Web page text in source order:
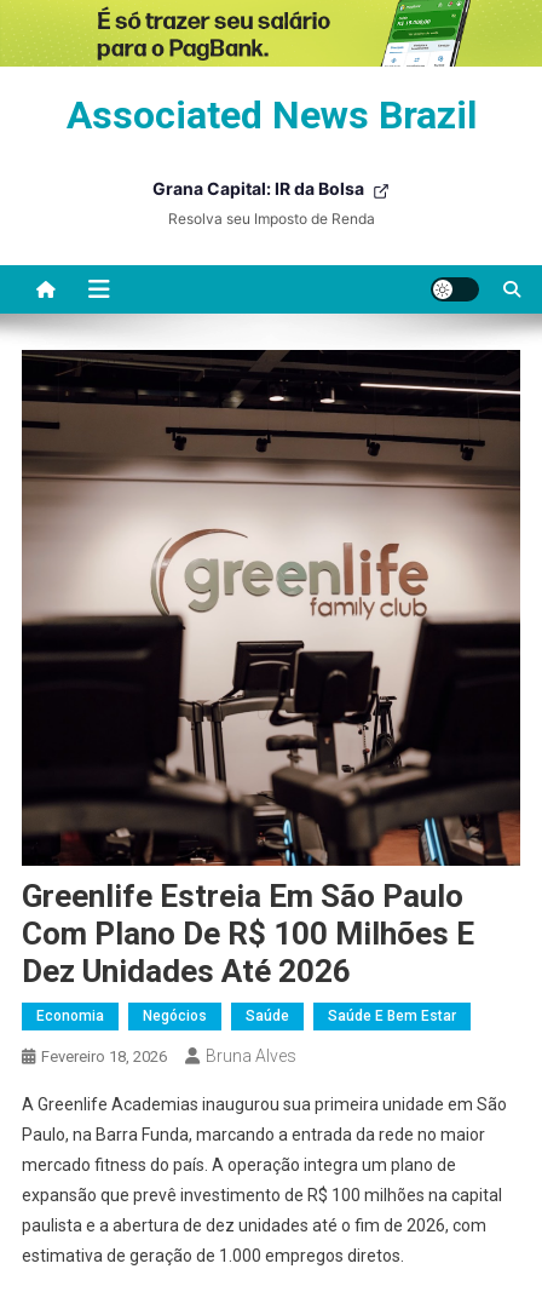
Associated News Brazil
Grana Capital: IR da Bolsa
Resolva seu Imposto de Renda
Greenlife Estreia Em São Paulo
Com Plano De R$ 100 Milhões E
Dez Unidades Até 2026
Economia Negócios Saúde Saúde E Bem Estar
Fevereiro 18, 2026 Bruna Alves
A Greenlife Academias inaugurou sua primeira unidade em São
Paulo, na Barra Funda, marcando a entrada da rede no maior
mercado fitness do país. A operação integra um plano de
expansão que prevê investimento de R$ 100 milhões na capital
paulista e a abertura de dez unidades até o fim de 2026, com
estimativa de geração de 1.000 empregos diretos.